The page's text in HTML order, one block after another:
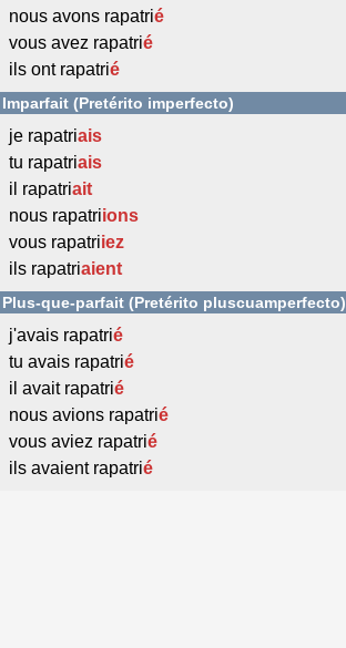
nous avons rapatrié
vous avez rapatrié
ils ont rapatrié
Imparfait (Pretérito imperfecto)
je rapatriais
tu rapatriais
il rapatriait
nous rapatriions
vous rapatriiez
ils rapatriaient
Plus-que-parfait (Pretérito pluscuamperfecto)
j'avais rapatrié
tu avais rapatrié
il avait rapatrié
nous avions rapatrié
vous aviez rapatrié
ils avaient rapatrié